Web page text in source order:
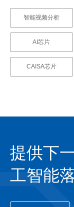
智能视频分析
AI芯片
CAISA芯片
提供下
工智能